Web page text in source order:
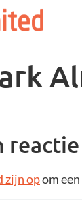
reactie
zijn opom